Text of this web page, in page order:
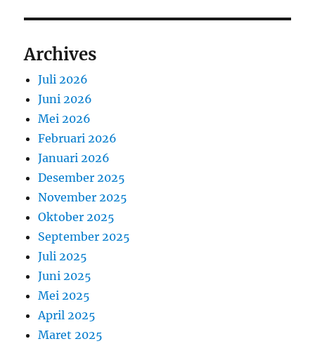
Archives
Juli 2026
Juni 2026
Mei 2026
Februari 2026
Januari 2026
Desember 2025
November 2025
Oktober 2025
September 2025
Juli 2025
Juni 2025
Mei 2025
April 2025
Maret 2025